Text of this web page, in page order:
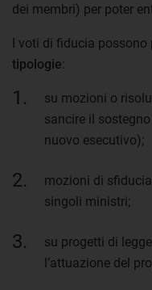
dei membri) per poter
I voti di fiducia possono
tipologie:
su mozioni o
sancire il
nuovo esecutivo);
mozioni di
singoli ministri;
su progetti di
l’attuazione del